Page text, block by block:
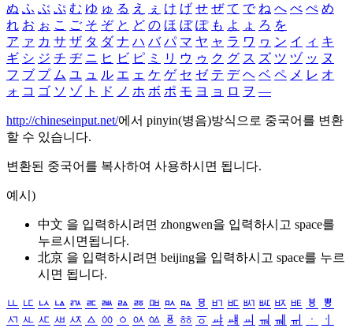
ぬ ふ ぶ ぷ む ゆ ゅ る え ぇ け げ せ ぜ て で ね へ べ ぺ め
れ お ぉ こ ご そ ぞ と ど の ほ ぼ ぽ も よ ょ ろ を
ア ァ カ サ ザ タ ダ ナ ハ バ パ マ ヤ ャ ラ ワ ヮ ン イ ィ キ
ギ シ ジ チ ヂ ニ ヒ ビ ピ ミ リ ウ ゥ ク グ ス ズ ツ ヅ ッ ヌ
フ ブ プ ム ユ ュ ル エ ェ ケ ゲ セ ゼ テ デ ヘ ベ ペ メ レ オ
ォ コ ゴ ソ ゾ ト ド ノ ホ ボ ポ モ ヨ ョ ロ ヲ ―
http://chineseinput.net/에서 pinyin(병음)방식으로 중국어를 변환
할 수 있습니다.
변환된 중국어를 복사하여 사용하시면 됩니다.
예시)
中文 을 입력하시려면 zhongwen을 입력하시고 space를
누르시면됩니다.
北京 을 입력하시려면 beijing을 입력하시고 space를 누르
시면 됩니다.
ㅥ ㅦ ㅧ ㅨ ㅩ ㅪ ㅫ ㅬ ㅭ ㅮ ㅯ ㅰ ㅱ ㅲ ㅳ ㅴ ㅵ ㅶ ㅷ ㅸ
ㅹ
ㅺ ㅻ ㅼ ㅽ ㅾ ㅿ ㆀ ㆁ ㆂ ㆃ ㆄ ㆅ ㆆ ㆇ ㆈ ㆉ ㆊ ㆋ ㆌ ㆍ
ㆎ